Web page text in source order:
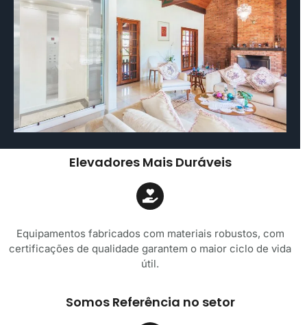
Elevadores Mais Duráveis
Equipamentos fabricados com materiais robustos, com
certificações de qualidade garantem o maior ciclo de vida
útil.
Somos Referência no setor